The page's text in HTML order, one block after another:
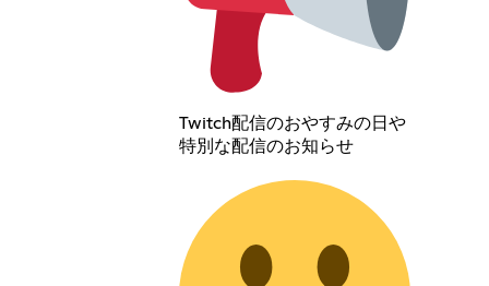
Twitch配信のおやすみの日や
特別な配信のお知らせ